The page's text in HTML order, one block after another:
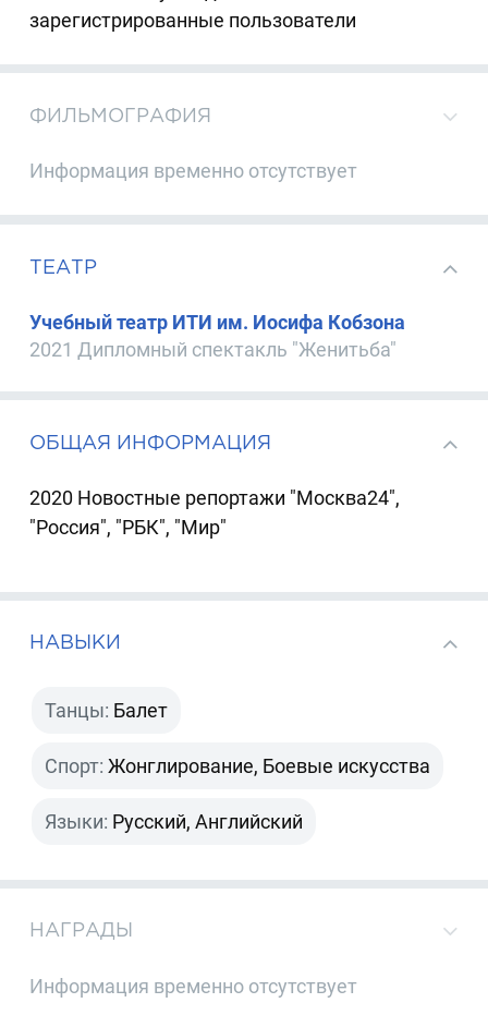
зарегистрированные пользователи
ФИЛЬМОГРАФИЯ
Информация временно отсутствует
ТЕАТР
Учебный театр ИТИ им. Иосифа Кобзона
2021 Дипломный спектакль "Женитьба"
ОБЩАЯ ИНФОРМАЦИЯ
2020 Новостные репортажи "Москва24",
"Россия", "РБК", "Мир"
НАВЫКИ
Танцы: Балет
Спорт: Жонглирование, Боевые искусства
Языки: Русский, Английский
НАГРАДЫ
Информация временно отсутствует